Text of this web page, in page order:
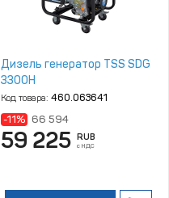
Дизель генератор TSS SDG
3300H
Код товара: 460.063641
-11% 66 594
59 225 RUB
с НДС